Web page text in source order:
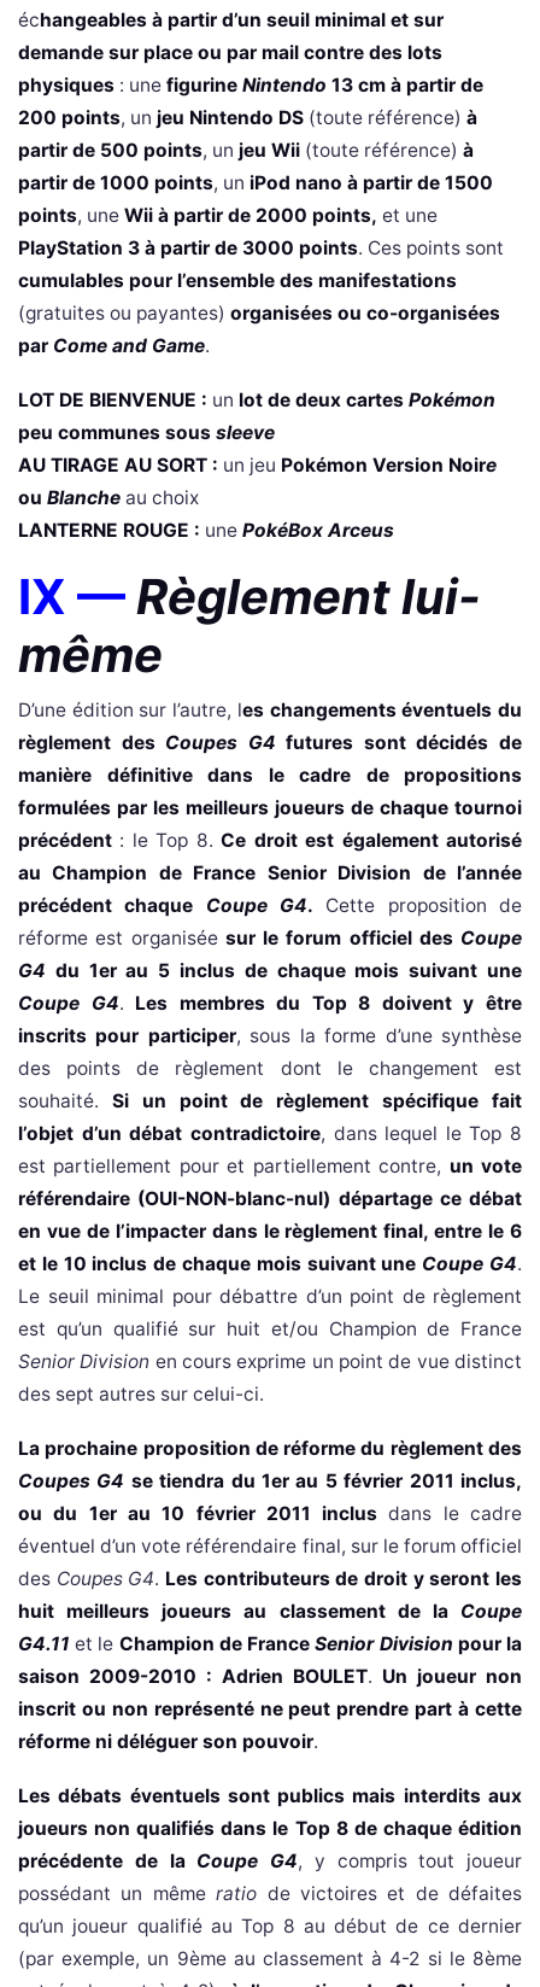
échangeables à partir d’un seuil minimal et sur
demande sur place ou par mail contre des lots
physiques : une figurine Nintendo 13 cm à partir de
200 points, un jeu Nintendo DS (toute référence) à
partir de 500 points, un jeu Wii (toute référence) à
partir de 1000 points, un iPod nano à partir de 1500
points, une Wii à partir de 2000 points, et une
PlayStation 3 à partir de 3000 points. Ces points sont
cumulables pour l’ensemble des manifestations
(gratuites ou payantes) organisées ou co-organisées
par Come and Game.
LOT DE BIENVENUE : un lot de deux cartes Pokémon
peu communes sous sleeve
AU TIRAGE AU SORT : un jeu Pokémon Version Noire
ou Blanche au choix
LANTERNE ROUGE : une PokéBox Arceus
IX — Règlement lui-
même
D’une édition sur l’autre, les changements éventuels du
règlement des Coupes G4futures sont décidés de
manière définitive dans le cadre de propositions
formulées par les meilleurs joueurs de chaque tournoi
précédent : le Top 8. Ce droit est également autorisé
au Champion de France Senior Division de l’année
précédent chaque Coupe G4. Cette proposition de
réforme est organiséesur le forum officiel des Coupe
G4 du 1er au 5 inclus de chaque mois suivant une
Coupe G4. Les membres du Top 8 doivent y être
inscrits pour participer, sous la forme d’une synthèse
des points de règlement dont le changement est
souhaité. Si un point de règlement spécifique fait
l’objet d’un débat contradictoire, dans lequel le Top 8
est partiellement pour et partiellement contre, un vote
référendaire (OUI-NON-blanc-nul) départage ce débat
en vue de l’impacter dans le règlement final, entre le 6
et le 10 inclus de chaque mois suivant une Coupe G4.
Le seuil minimal pour débattre d’un point de règlement
est qu’un qualifié sur huit et/ou Champion de France
Senior Division en cours exprime un point de vue distinct
des sept autres sur celui-ci.
La prochaine proposition de réforme du règlement des
Coupes G4 se tiendra du 1er au 5 février 2011 inclus,
ou du 1er au 10 février 2011 inclus dans le cadre
éventuel d’un vote référendaire final, sur le forum officiel
des Coupes G4. Les contributeurs de droit y seront les
huit meilleurs joueurs au classement de la Coupe
G4.11 et le Champion de FranceSenior Division pour la
saison 2009-2010 : Adrien BOULET. Un joueur non
inscrit ou non représenté ne peut prendre part à cette
réforme ni déléguer son pouvoir.
Les débats éventuels sont publics mais interdits aux
joueurs non qualifiés dans le Top 8 de chaque édition
précédente de laCoupe G4, y compris tout joueur
possédant un mêmeratio de victoires et de défaites
qu’un joueur qualifié au Top 8 au début de ce dernier
(par exemple, un 9ème au classement à 4-2 si le 8ème